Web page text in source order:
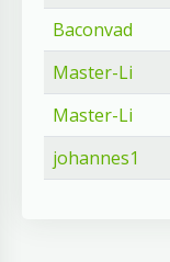
Baconvad
Master-Li
Master-Li
johannes1